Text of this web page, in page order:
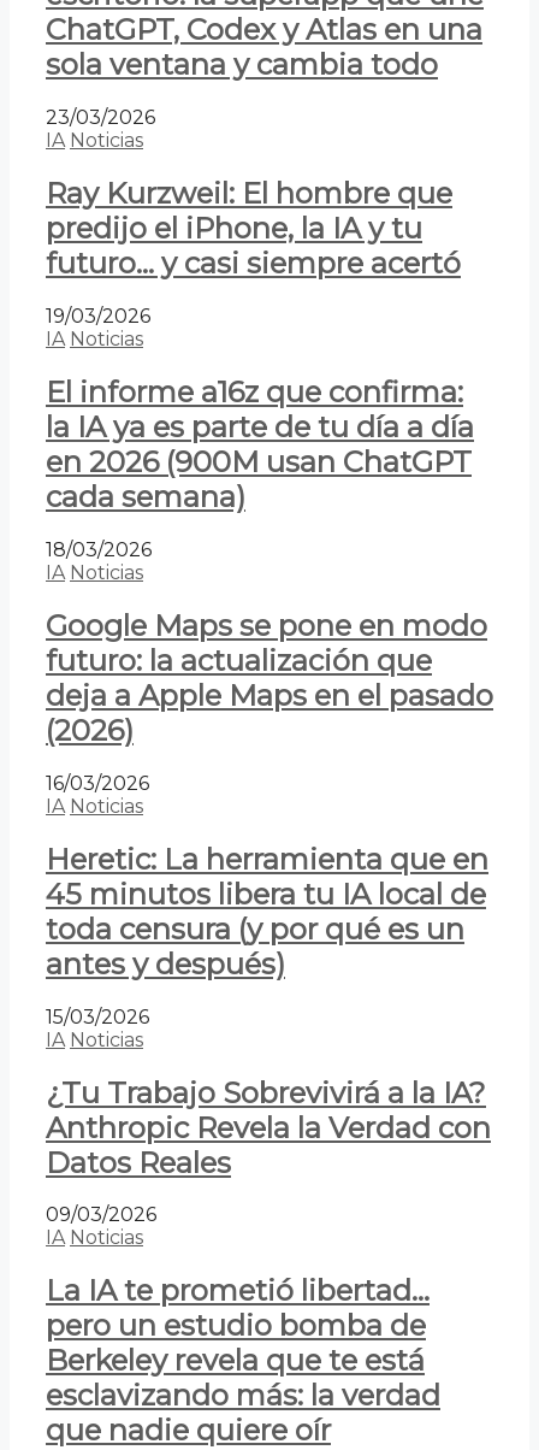
ChatGPT, Codex y Atlas en una
sola ventana y cambia todo
23/03/2026
IA Noticias
Ray Kurzweil: El hombre que
predijo el iPhone, la IA y tu
futuro… y casi siempre acertó
19/03/2026
IA Noticias
El informe a16z que confirma:
la IA ya es parte de tu día a día
en 2026 (900M usan ChatGPT
cada semana)
18/03/2026
IA Noticias
Google Maps se pone en modo
futuro: la actualización que
deja a Apple Maps en el pasado
(2026)
16/03/2026
IA Noticias
Heretic: La herramienta que en
45 minutos libera tu IA local de
toda censura (y por qué es un
antes y después)
15/03/2026
IA Noticias
¿Tu Trabajo Sobrevivirá a la IA?
Anthropic Revela la Verdad con
Datos Reales
09/03/2026
IA Noticias
La IA te prometió libertad…
pero un estudio bomba de
Berkeley revela que te está
esclavizando más: la verdad
que nadie quiere oír